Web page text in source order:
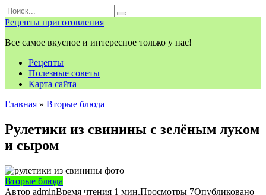
Перейти
к
контенту
Search
for:
Рецепты приготовления
Все самое вкусное и интересное только у нас!
Рецепты
Полезные советы
Карта сайта
Главная » Вторые блюда
Рулетики из свинины с зелёным луком
и сыром
Вторые блюда
Автор adminВремя чтения 1 мин.Просмотры 7Опубликовано